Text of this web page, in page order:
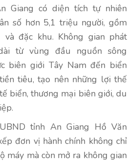
Giang có diện tích tự nhiên
số hơn 5,1 triệu người, gồm
và đặc khu. Không gian phát
từ vùng đầu nguồn sông
biên giới Tây Nam đến biển
tiêu, tạo nên những lợi thế
biển, thương mại biên giới, du
tỉnh An Giang Hồ Văn
đơn vị hành chính không chỉ
máy mà còn mở ra không gian